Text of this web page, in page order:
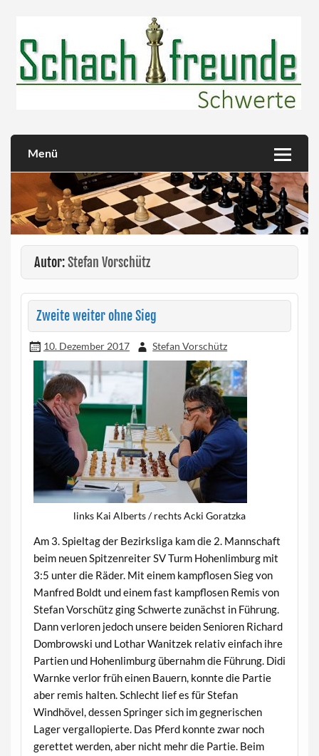
Menü
Autor:Stefan Vorschütz
Zweite weiter ohne Sieg
10. Dezember 2017 Stefan Vorschütz
links Kai Alberts / rechts Acki Goratzka
Am 3. Spieltag der Bezirksliga kam die 2. Mannschaft
beim neuen Spitzenreiter SV Turm Hohenlimburg mit
3:5 unter die Räder. Mit einem kampflosen Sieg von
Manfred Boldt und einem fast kampflosen Remis von
Stefan Vorschütz ging Schwerte zunächst in Führung.
Dann verloren jedoch unsere beiden Senioren Richard
Dombrowski und Lothar Wanitzek relativ einfach ihre
Partien und Hohenlimburg übernahm die Führung. Didi
Warnke verlor früh einen Bauern, konnte die Partie
aber remis halten. Schlecht lief es für Stefan
Windhövel, dessen Springer sich im gegnerischen
Lager vergallopierte. Das Pferd konnte zwar noch
gerettet werden, aber nicht mehr die Partie. Beim